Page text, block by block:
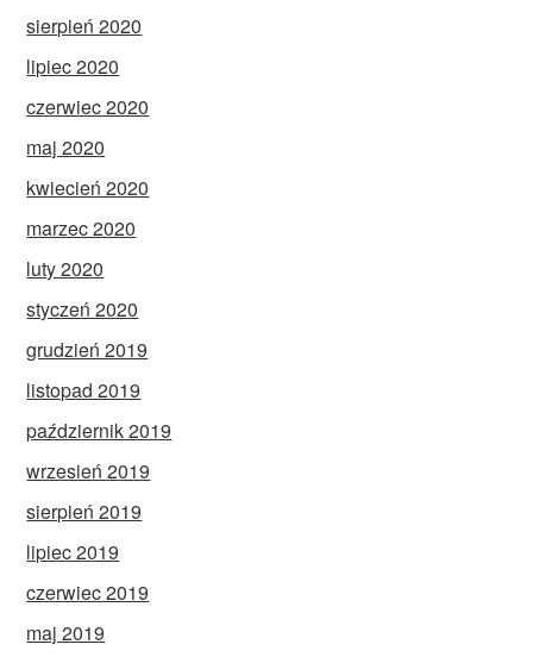
sierpień 2020
lipiec 2020
czerwiec 2020
maj 2020
kwiecień 2020
marzec 2020
luty 2020
styczeń 2020
grudzień 2019
listopad 2019
październik 2019
wrzesień 2019
sierpień 2019
lipiec 2019
czerwiec 2019
maj 2019